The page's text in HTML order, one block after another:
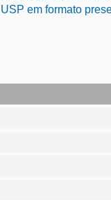
em formato